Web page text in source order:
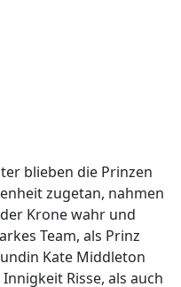
blieben die Prinzen
zugetan, nahmen
Krone wahr und
Team, als Prinz
Kate Middleton
Risse, als auch